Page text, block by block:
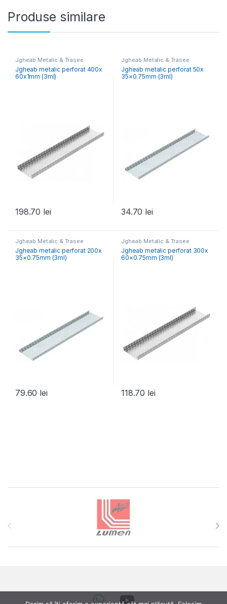
Produse similare
Jgheab Metalic & Trasee
Jgheab metalic perforat 400x
60x1mm (3ml)
198.70 lei
Jgheab Metalic & Trasee
Jgheab metalic perforat 50x
35×0.75mm (3ml)
34.70 lei
Jgheab Metalic & Trasee
Jgheab metalic perforat 200x
35×0.75mm (3ml)
79.60 lei
Jgheab Metalic & Trasee
Jgheab metalic perforat 300x
60×0.75mm (3ml)
118.70 lei